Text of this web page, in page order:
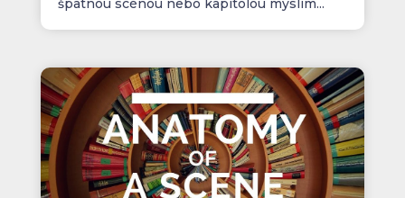
špatnou scénou nebo kapitolou myslím...